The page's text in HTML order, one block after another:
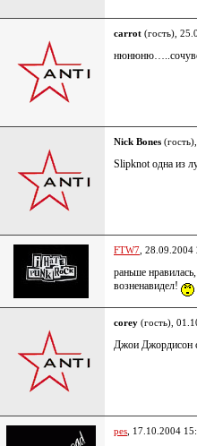
carrot (гость),
Nick Bones
Slipknot одна из
FTW7 ,
раньше
возненавидел!
corey (гость),
Джои
pes , 17.10.2004